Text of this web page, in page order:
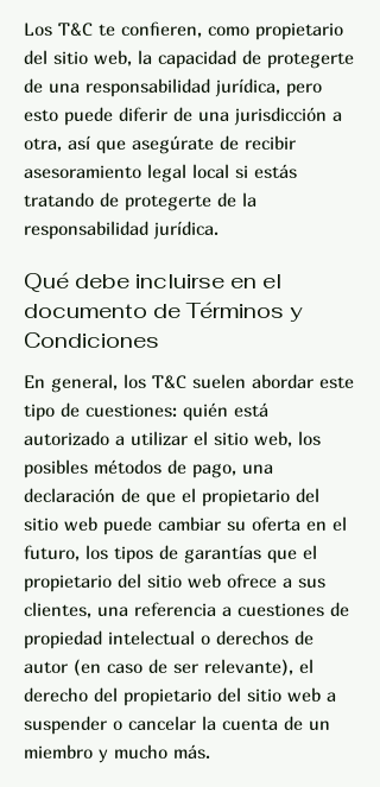
Los T&C te confieren, como propietario
del sitio web, la capacidad de protegerte
de una responsabilidad jurídica, pero
esto puede diferir de una jurisdicción a
otra, así que asegúrate de recibir
asesoramiento legal local si estás
tratando de protegerte de la
responsabilidad jurídica.
Qué debe incluirse en el
documento de Términos y
Condiciones
En general, los T&C suelen abordar este
tipo de cuestiones: quién está
autorizado a utilizar el sitio web, los
posibles métodos de pago, una
declaración de que el propietario del
sitio web puede cambiar su oferta en el
futuro, los tipos de garantías que el
propietario del sitio web ofrece a sus
clientes, una referencia a cuestiones de
propiedad intelectual o derechos de
autor (en caso de ser relevante), el
derecho del propietario del sitio web a
suspender o cancelar la cuenta de un
miembro y mucho más.